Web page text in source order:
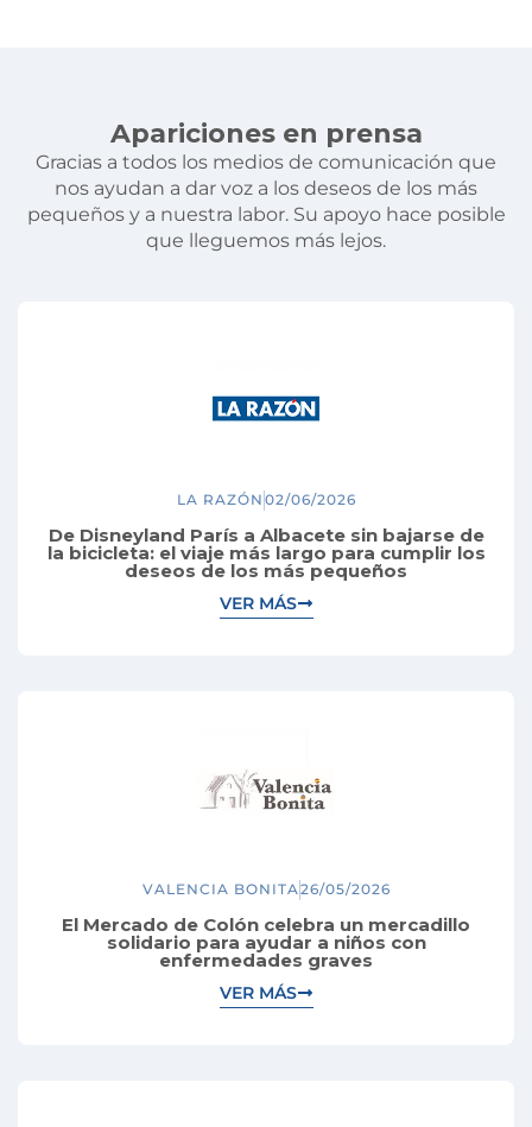
Apariciones en prensa
Gracias a todos los medios de comunicación que
nos ayudan a dar voz a los deseos de los más
pequeños y a nuestra labor. Su apoyo hace posible
que lleguemos más lejos.
LA RAZÓN 02/06/2026
De Disneyland París a Albacete sin bajarse de
la bicicleta: el viaje más largo para cumplir los
deseos de los más pequeños
VER MÁS
VALENCIA BONITA26/05/2026
El Mercado de Colón celebra un mercadillo
solidario para ayudar a niños con
enfermedades graves
VER MÁS